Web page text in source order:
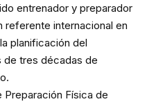
entrenador y preparador
referente internacional en
planificación del
de tres décadas de
Física de